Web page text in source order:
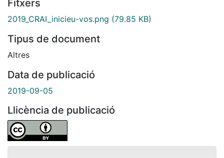
Fitxers
2019_CRAI_inicieu-vos.png (79.85 KB)
Tipus de document
Altres
Data de publicació
2019-09-05
Llicència de publicació